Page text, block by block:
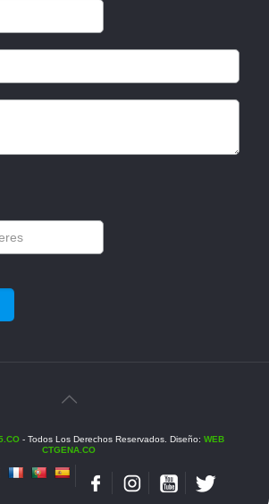
- Todos Los Derechos Reservados. Diseño: WEB
CTGENA.CO